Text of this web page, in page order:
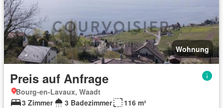
Wohnung
Preis auf Anfrage
Bourg-en-Lavaux, Waadt
3 Zimmer
3 Badezimmer
116 m²